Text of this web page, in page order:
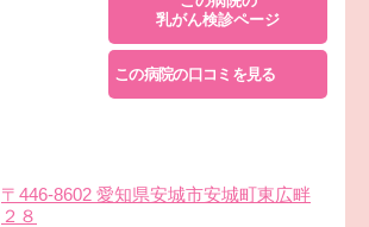
乳がん検診ページ
この病院の口コミを見る
〒446-8602 愛知県安城市安城町東広畔
２８